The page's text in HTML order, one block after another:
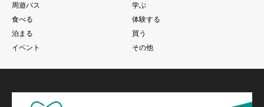
周遊パス
学ぶ
食べる
体験する
泊まる
買う
イベント
その他